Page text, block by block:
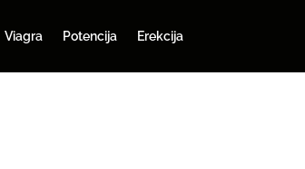
Viagra Potencija Erekcija